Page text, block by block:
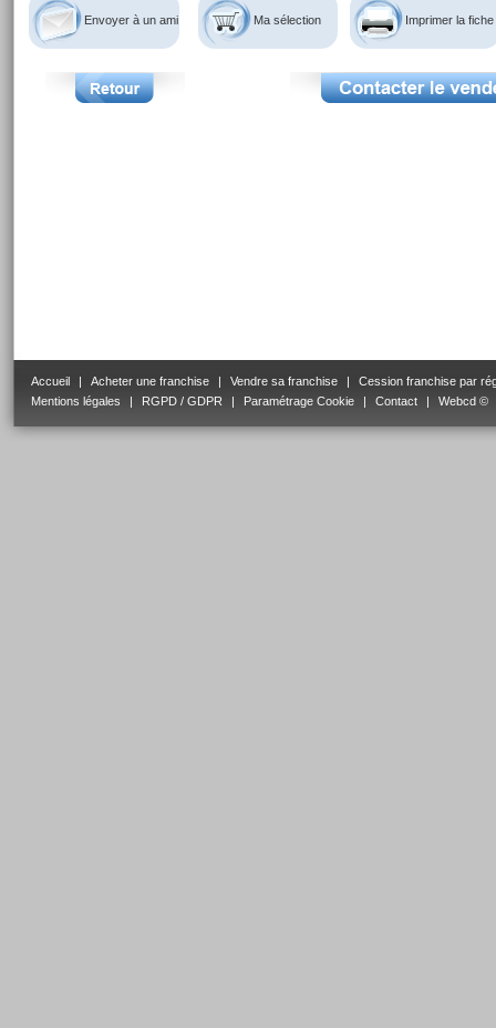
Envoyer à un ami Ma sélection Imprimer la fiche
Accueil | Acheter une franchise | Vendre sa franchise |
Cession franchise par
Mentions légales
| RGPD / GDPR | Paramétrage Cookie | Contact | Webcd ©